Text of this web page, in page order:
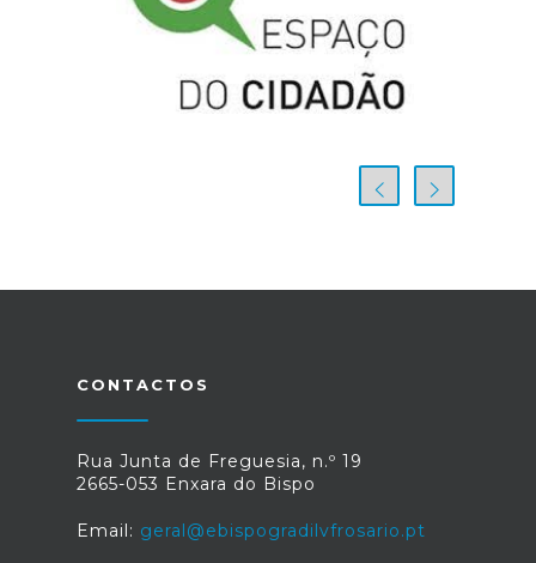
CONTACTOS
Rua Junta de Freguesia, n.º 19
2665-053 Enxara do Bispo
Email: geral@ebispogradilvfrosario.pt